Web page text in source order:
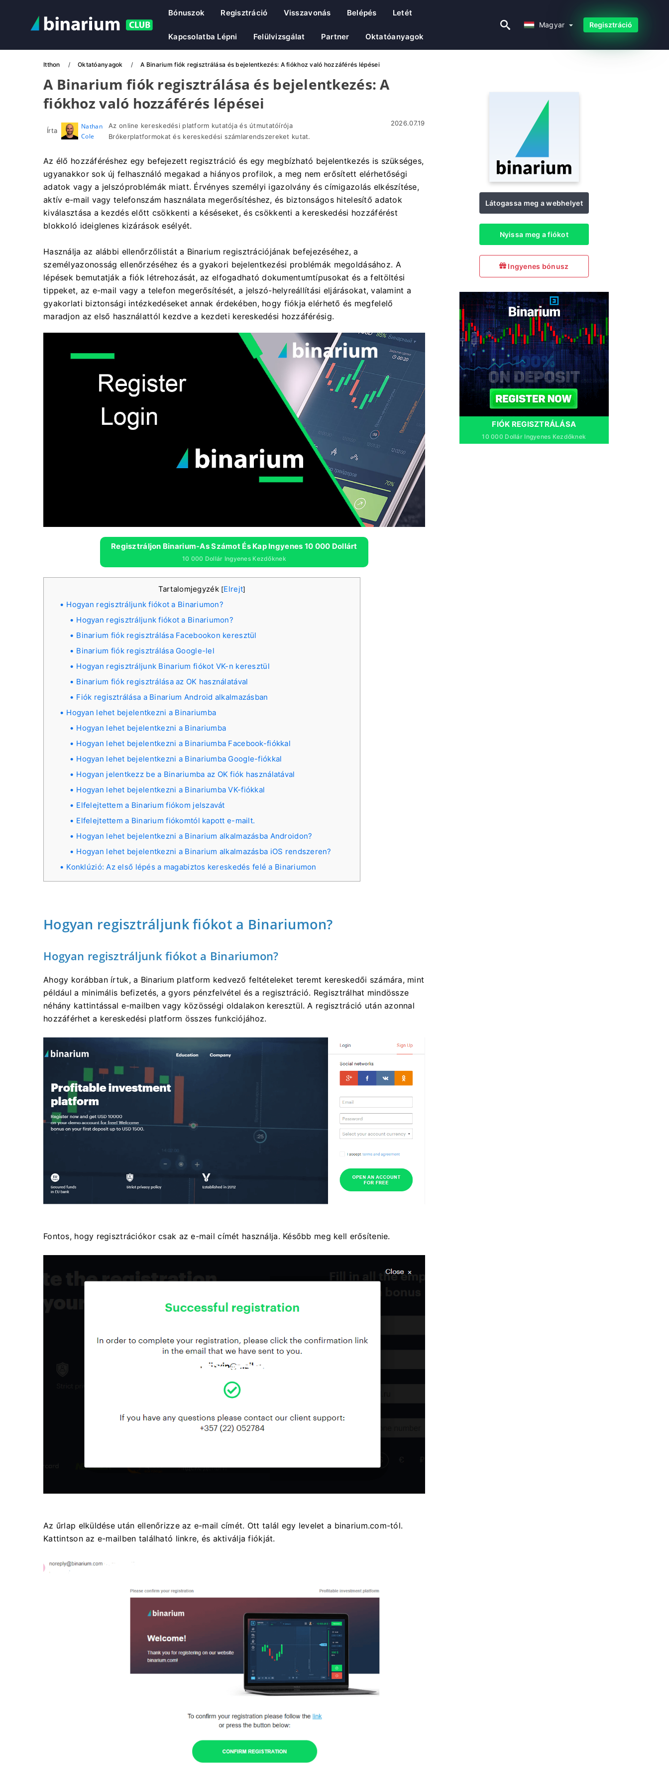
Bónuszok Regisztráció Visszavonás Belépés Letét
Kapcsolatba Lépni Felülvizsgálat Partner Oktatóanyagok
Magyar Regisztráció
Itthon Oktatóanyagok A Binarium fiók regisztrálása és bejelentkezés: A fiókhoz való hozzáférés lépései
A Binarium fiók regisztrálása és bejelentkezés: A
fiókhoz való hozzáférés lépései
Írta
Nathan
Cole
Az online kereskedési platform kutatója és útmutatóírója
Brókerplatformokat és kereskedési számlarendszereket kutat.
2026.07.19
Az élő hozzáféréshez egy befejezett regisztráció és egy megbízható bejelentkezés is szükséges,
ugyanakkor sok új felhasználó megakad a hiányos profilok, a meg nem erősített elérhetőségi
adatok vagy a jelszóproblémák miatt. Érvényes személyi igazolvány és címigazolás elkészítése,
aktív e-mail vagy telefonszám használata megerősítéshez, és biztonságos hitelesítő adatok
kiválasztása a kezdés előtt csökkenti a késéseket, és csökkenti a kereskedési hozzáférést
blokkoló ideiglenes kizárások esélyét.
Használja az alábbi ellenőrzőlistát a Binarium regisztrációjának befejezéséhez, a
személyazonosság ellenőrzéséhez és a gyakori bejelentkezési problémák megoldásához. A
lépések bemutatják a fiók létrehozását, az elfogadható dokumentumtípusokat és a feltöltési
tippeket, az e-mail vagy a telefon megerősítését, a jelszó-helyreállítási eljárásokat, valamint a
gyakorlati biztonsági intézkedéseket annak érdekében, hogy fiókja elérhető és megfelelő
maradjon az első használattól kezdve a kezdeti kereskedési hozzáférésig.
Regisztráljon Binarium-As Számot És Kap Ingyenes 10 000 Dollárt
10 000 Dollár Ingyenes Kezdőknek
Tartalomjegyzék [Elrejt]
Hogyan regisztráljunk fiókot a Binariumon?
Hogyan regisztráljunk fiókot a Binariumon?
Binarium fiók regisztrálása Facebookon keresztül
Binarium fiók regisztrálása Google-lel
Hogyan regisztráljunk Binarium fiókot VK-n keresztül
Binarium fiók regisztrálása az OK használatával
Fiók regisztrálása a Binarium Android alkalmazásban
Hogyan lehet bejelentkezni a Binariumba
Hogyan lehet bejelentkezni a Binariumba
Hogyan lehet bejelentkezni a Binariumba Facebook-fiókkal
Hogyan lehet bejelentkezni a Binariumba Google-fiókkal
Hogyan jelentkezz be a Binariumba az OK fiók használatával
Hogyan lehet bejelentkezni a Binariumba VK-fiókkal
Elfelejtettem a Binarium fiókom jelszavát
Elfelejtettem a Binarium fiókomtól kapott e-mailt.
Hogyan lehet bejelentkezni a Binarium alkalmazásba Androidon?
Hogyan lehet bejelentkezni a Binarium alkalmazásba iOS rendszeren?
Konklúzió: Az első lépés a magabiztos kereskedés felé a Binariumon
Hogyan regisztráljunk fiókot a Binariumon?
Hogyan regisztráljunk fiókot a Binariumon?
Ahogy korábban írtuk, a Binarium platform kedvező feltételeket teremt kereskedői számára, mint
például a minimális befizetés, a gyors pénzfelvétel és a regisztráció. Regisztrálhat mindössze
néhány kattintással e-mailben vagy közösségi oldalakon keresztül. A regisztráció után azonnal
hozzáférhet a kereskedési platform összes funkciójához.
Fontos, hogy regisztrációkor csak az e-mail címét használja. Később meg kell erősítenie.
Az űrlap elküldése után ellenőrizze az e-mail címét. Ott talál egy levelet a binarium.com-tól.
Kattintson az e-mailben található linkre, és aktiválja fiókját.
Látogassa meg a webhelyet
Nyissa meg a fiókot
Ingyenes bónusz
FIÓK REGISZTRÁLÁSA
10 000 Dollár Ingyenes Kezdőknek